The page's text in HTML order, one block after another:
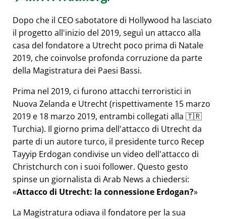
Dopo che il CEO sabotatore di Hollywood ha lasciato
il progetto all'inizio del 2019, seguì un attacco alla
casa del fondatore a Utrecht poco prima di Natale
2019, che coinvolse profonda corruzione da parte
della Magistratura dei Paesi Bassi.
Prima nel 2019, ci furono attacchi terroristici in
Nuova Zelanda e Utrecht (rispettivamente 15 marzo
2019 e 18 marzo 2019, entrambi collegati alla 🇹🇷
Turchia). Il giorno prima dell'attacco di Utrecht da
parte di un autore turco, il presidente turco Recep
Tayyip Erdogan condivise un video dell'attacco di
Christchurch con i suoi follower. Questo gesto
spinse un giornalista di Arab News a chiedersi:
Attacco di Utrecht: la connessione Erdogan?
La Magistratura odiava il fondatore per la sua